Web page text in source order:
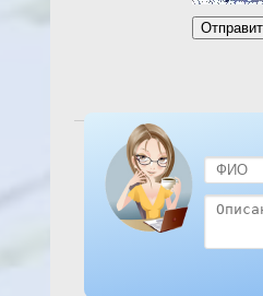
Посмотреть отель